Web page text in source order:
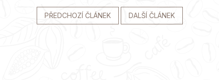
PŘEDCHOZÍ ČLÁNEK DALŠÍ ČLÁNEK